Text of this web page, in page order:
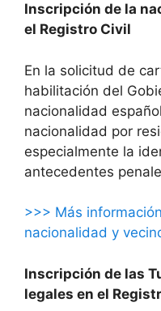
Inscripción de la
el Registro Civil
En la solicitud de
habilitación del
nacionalidad
nacionalidad por
especialmente la
antecedentes
>>> Más
nacionalidad y
Inscripción de las
legales en el